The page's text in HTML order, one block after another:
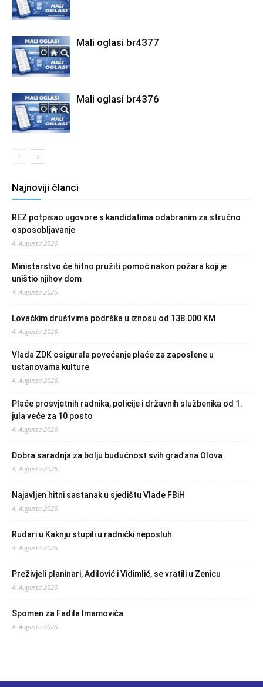
Mali oglasi br4377
Mali oglasi br4376
Najnoviji članci
REZ potpisao ugovore s kandidatima odabranim za stručno
osposobljavanje
4. Augusta 2026.
Ministarstvo će hitno pružiti pomoć nakon požara koji je
uništio njihov dom
4. Augusta 2026.
Lovačkim društvima podrška u iznosu od 138.000 KM
4. Augusta 2026.
Vlada ZDK osigurala povećanje plaće za zaposlene u
ustanovama kulture
4. Augusta 2026.
Plaće prosvjetnih radnika, policije i državnih službenika od 1.
jula veće za 10 posto
4. Augusta 2026.
Dobra saradnja za bolju budućnost svih građana Olova
4. Augusta 2026.
Najavljen hitni sastanak u sjedištu Vlade FBiH
4. Augusta 2026.
Rudari u Kaknju stupili u radnički neposluh
4. Augusta 2026.
Preživjeli planinari, Adilović i Vidimlić, se vratili u Zenicu
4. Augusta 2026.
Spomen za Fadila Imamovića
4. Augusta 2026.